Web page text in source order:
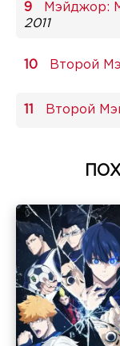
Мэйджор:
2011
Второй
Второй